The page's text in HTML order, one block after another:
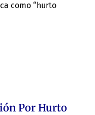
como “hurto
Por Hurto